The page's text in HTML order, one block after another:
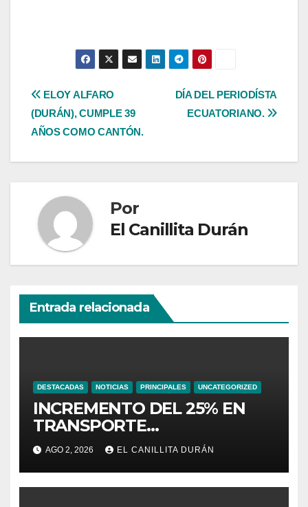
Navegación
de
entradas
DÍA DEL PERIODÍSTA
ECUATORIANO.
ELOY ALFARO
(DURÁN), CUMPLE 39
AÑOS COMO CANTÓN.
Por
El Canillita Durán
Entrada relacionada
DESTACADAS NOTICIAS PRINCIPALES UNCATEGORIZED
INCREMENTO DEL 25% EN
TRANSPORTE
INTERPROVINCIAL NO
INCLUYE A TRANPORTISTAS
URBANOS
AGO 2, 2026 EL CANILLITA DURÁN